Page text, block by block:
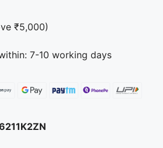
₹5,000)
7-10 working days